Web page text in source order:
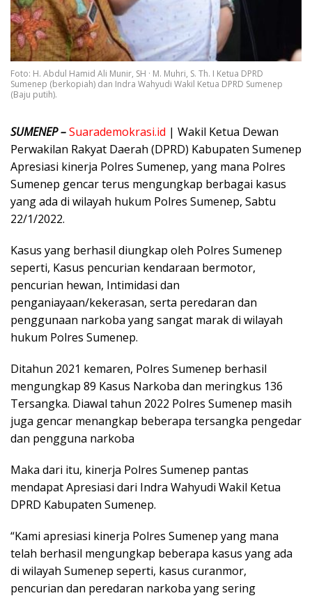
Foto: H. Abdul Hamid Ali Munir, SH · M. Muhri, S. Th. I Ketua DPRD
Sumenep (berkopiah) dan Indra Wahyudi Wakil Ketua DPRD Sumenep
(Baju putih).
SUMENEP –Suarademokrasi.id | Wakil Ketua Dewan
Perwakilan Rakyat Daerah (DPRD) Kabupaten Sumenep
Apresiasi kinerja Polres Sumenep, yang mana Polres
Sumenep gencar terus mengungkap berbagai kasus
yang ada di wilayah hukum Polres Sumenep, Sabtu
22/1/2022.
Kasus yang berhasil diungkap oleh Polres Sumenep
seperti, Kasus pencurian kendaraan bermotor,
pencurian hewan, Intimidasi dan
penganiayaan/kekerasan, serta peredaran dan
penggunaan narkoba yang sangat marak di wilayah
hukum Polres Sumenep.
Ditahun 2021 kemaren, Polres Sumenep berhasil
mengungkap 89 Kasus Narkoba dan meringkus 136
Tersangka. Diawal tahun 2022 Polres Sumenep masih
juga gencar menangkap beberapa tersangka pengedar
dan pengguna narkoba
Maka dari itu, kinerja Polres Sumenep pantas
mendapat Apresiasi dari Indra Wahyudi Wakil Ketua
DPRD Kabupaten Sumenep.
“Kami apresiasi kinerja Polres Sumenep yang mana
telah berhasil mengungkap beberapa kasus yang ada
di wilayah Sumenep seperti, kasus curanmor,
pencurian dan peredaran narkoba yang sering